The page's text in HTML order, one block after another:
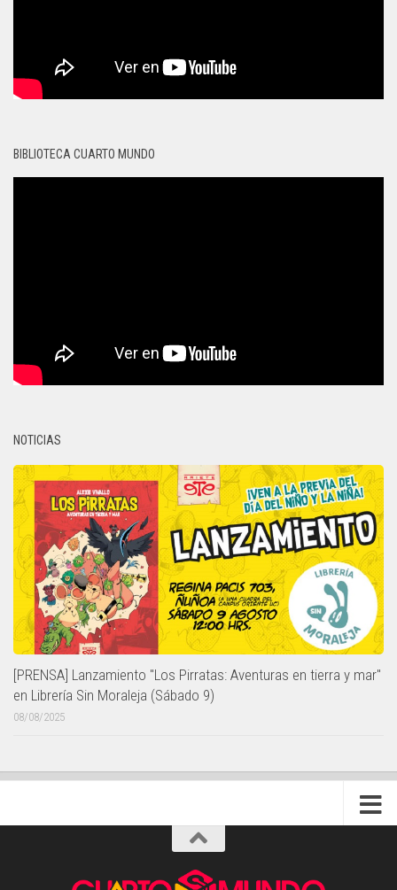
BIBLIOTECA CUARTO MUNDO
NOTICIAS
[PRENSA] Lanzamiento "Los Pirratas: Aventuras en tierra y mar"
en Librería Sin Moraleja (Sábado 9)
08/08/2025